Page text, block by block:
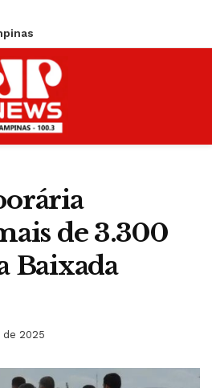
de 3.300
Baixada
de 2025